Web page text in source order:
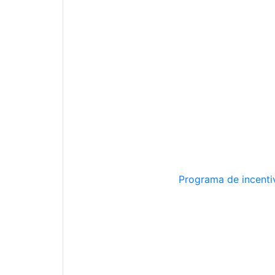
Programa de